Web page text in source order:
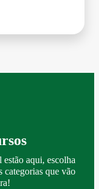
aqui, escolha
categorias que vão